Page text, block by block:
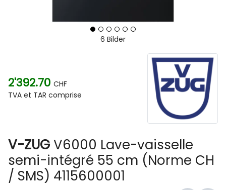
6 Bilder
2'392.70 CHF
TVA et TAR comprise
V-ZUGV6000 Lave-vaisselle
semi-intégré 55 cm (Norme CH
/ SMS) 4115600001